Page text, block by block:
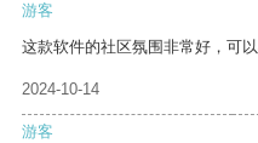
游客
这款软件的社区氛围非常好，可
2024-10-14
游客